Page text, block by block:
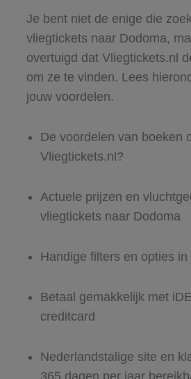
Je bent niet de enige die
vliegtickets naar Dodoma,
overtuigd dat Vliegtickets.nl
om ze te vinden. Lees
jouw voordelen.
De voordelen van boeken
Vliegtickets.nl?
Actuele prijzen en
vliegtickets naar Dodoma
Handige filters en opties
Betaal gemakkelijk met
creditcard
Nederlandstalige site en
365 dagen per jaar